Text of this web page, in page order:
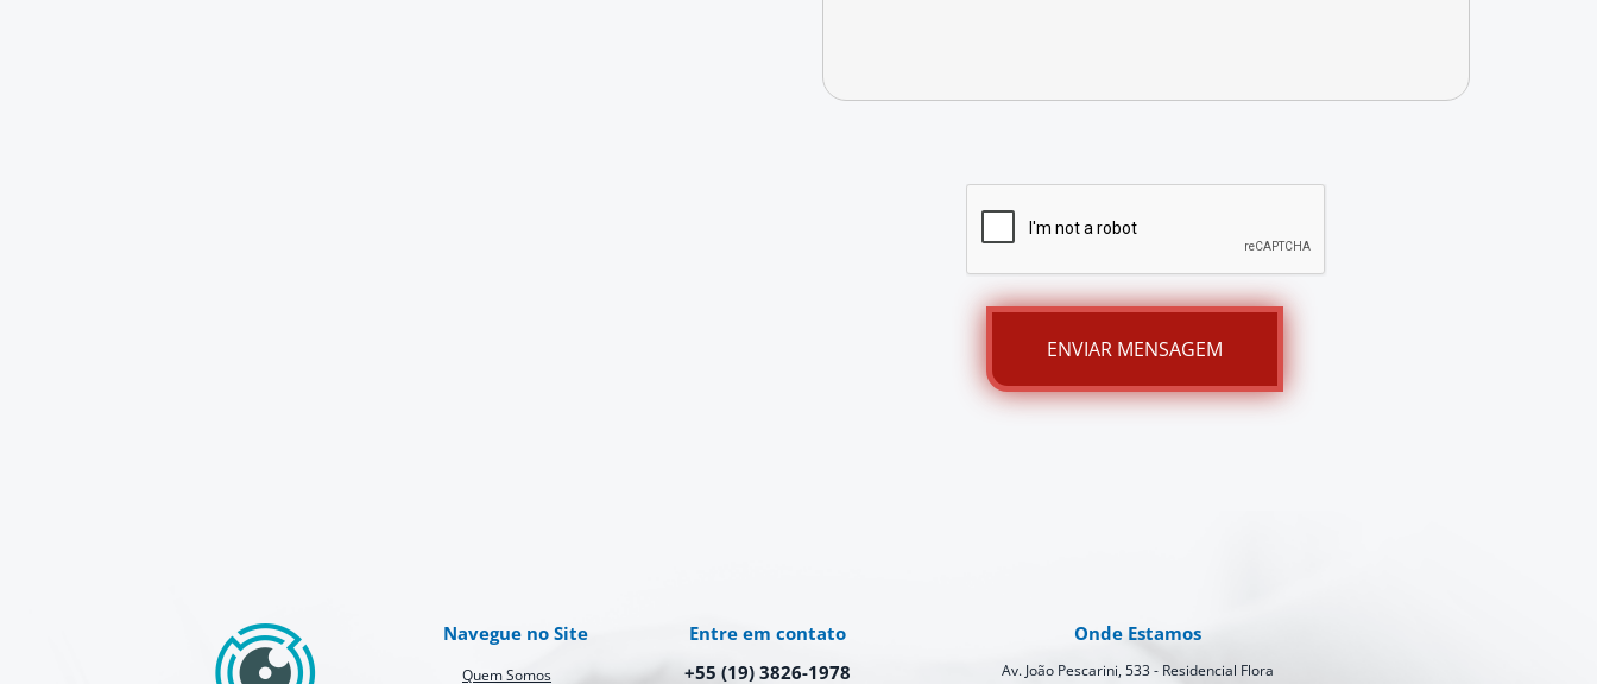
Navegue no Site
Quem Somos
Entre em contato
+55 (19) 3826-1978
Onde Estamos
Av. João Pescarini, 533 - Residencial Flora